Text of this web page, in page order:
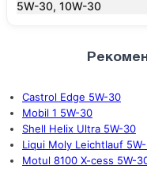
5W-30, 10W-30
Castrol Edge 5W-30
Mobil 1 5W-30
Shell Helix Ultra 5W-30
Liqui Moly Leichtlauf
Motul 8100 X-cess 5W-